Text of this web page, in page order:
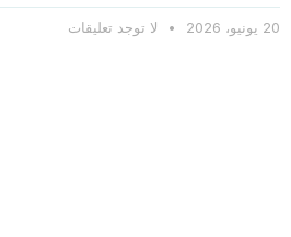
20 يونيو، 2026 لا توجد تعليقات